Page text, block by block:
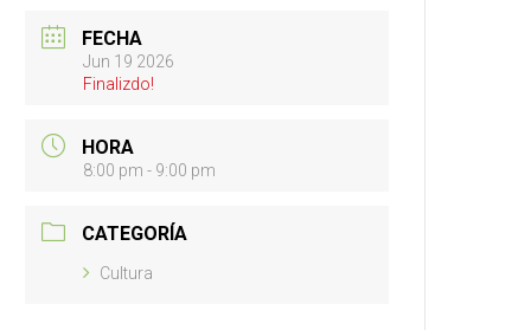
FECHA
Jun 19 2026
Finalizdo!
HORA
8:00 pm - 9:00 pm
CATEGORÍA
Cultura